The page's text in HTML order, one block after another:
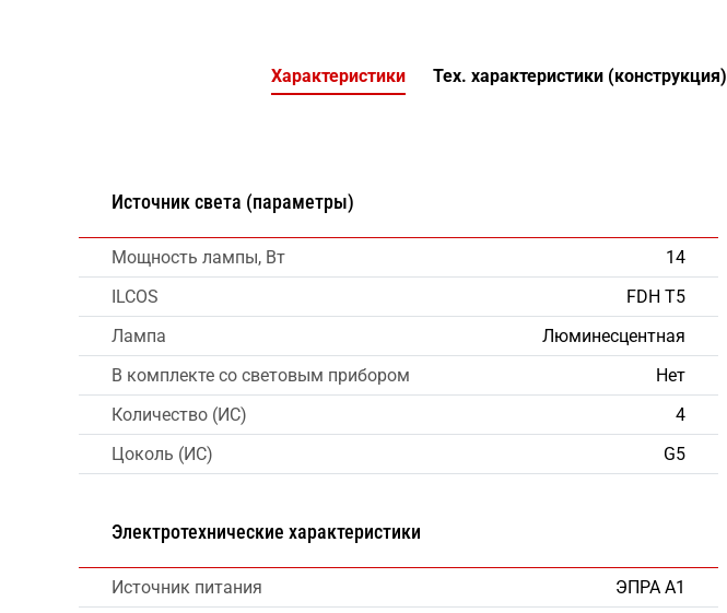
Характеристики Тех. характеристики (конструкция)
Источник света (параметры)
Мощность лампы, Вт
14
ILCOS
FDH T5
Лампа
Люминесцентная
В комплекте со световым прибором
Нет
Количество (ИС)
4
Цоколь (ИС)
G5
Электротехнические характеристики
Источник питания
ЭПРА А1